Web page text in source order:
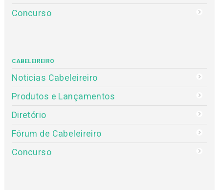
Concurso
CABELEIREIRO
Noticias Cabeleireiro
Produtos e Lançamentos
Diretório
Fórum de Cabeleireiro
Concurso